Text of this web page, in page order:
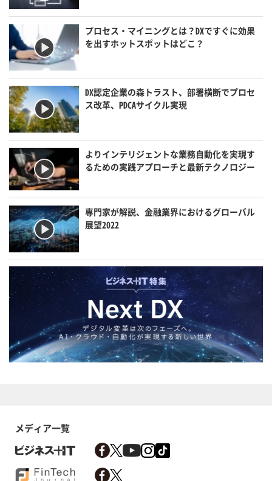
プロセス・マイニングとは？DXですぐに効果
を出すホットスポットはどこ？
DX認定企業の森トラスト、部署横断でプロセ
ス改革、PDCAサイクル実現
よりインテリジェントな業務自動化を実現す
るための実践アプローチと最新テクノロジー
専門家が解説、金融業界におけるグローバル
展望2022
メディア一覧